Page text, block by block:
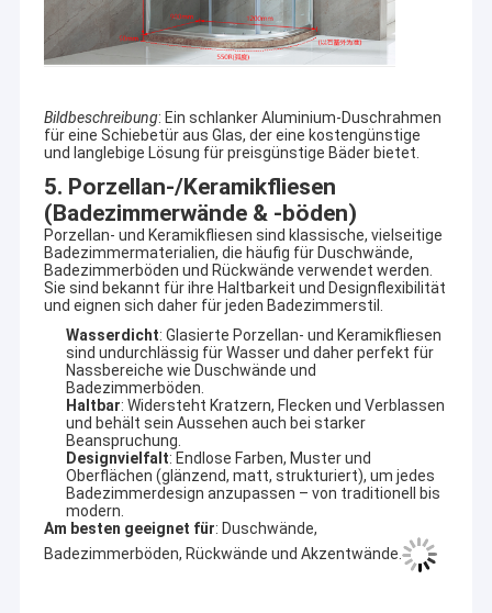
DUSCHBILDSCHIRM
Duschtür
Eckschiebezimmer
Bildbeschreibung: Ein schlanker Aluminium-Duschrahmen
für eine Schiebetür aus Glas, der eine kostengünstige
und langlebige Lösung für preisgünstige Bäder bietet.
5. Porzellan-/Keramikfliesen
(Badezimmerwände & -böden)
Porzellan- und Keramikfliesen sind klassische, vielseitige
Badezimmermaterialien, die häufig für Duschwände,
Badezimmerböden und Rückwände verwendet werden.
Sie sind bekannt für ihre Haltbarkeit und Designflexibilität
und eignen sich daher für jeden Badezimmerstil.
Wasserdicht: Glasierte Porzellan- und Keramikfliesen
sind undurchlässig für Wasser und daher perfekt für
Nassbereiche wie Duschwände und
Badezimmerböden.
Haltbar: Widersteht Kratzern, Flecken und Verblassen
und behält sein Aussehen auch bei starker
Beanspruchung.
Designvielfalt: Endlose Farben, Muster und
Oberflächen (glänzend, matt, strukturiert), um jedes
Badezimmerdesign anzupassen – von traditionell bis
modern.
Am besten geeignet für: Duschwände,
Badezimmerböden, Rückwände und Akzentwände.